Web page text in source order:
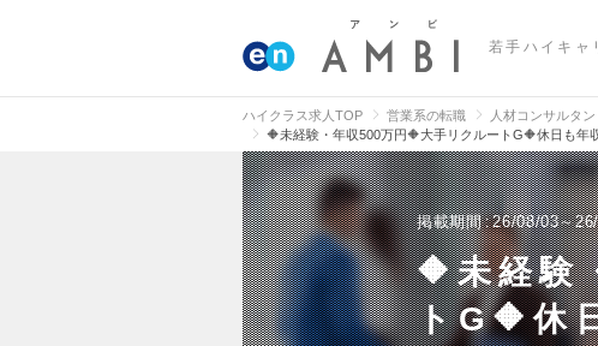
若手ハイキャ
ハイクラス求人TOP 営業系の転職
人材コンサルタ
🔶未経験・年収500万円🔶大手リクルートG🔶休日も年
掲載期間 26/08/03～
🔶未経験
トG🔶休